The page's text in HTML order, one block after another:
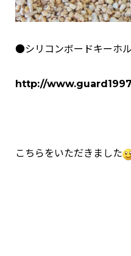
●シリコンボードキーホ
http://
こちらをいただきました